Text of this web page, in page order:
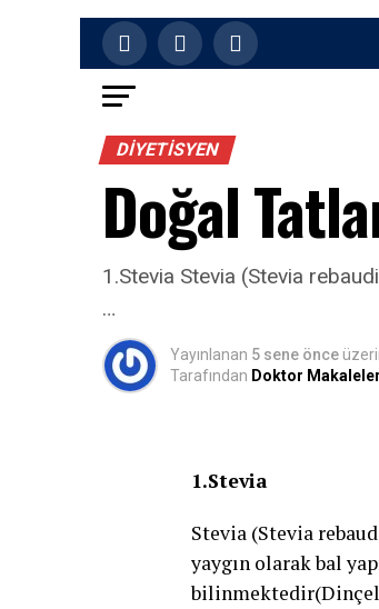
DIYETISYEN
Doğal
1.Stevia Stevia (Stevia
…
Yayınlanan 5 sene önce
Tarafından Doktor
1.Stevia
Stevia (Stevia
yaygın olarak bal